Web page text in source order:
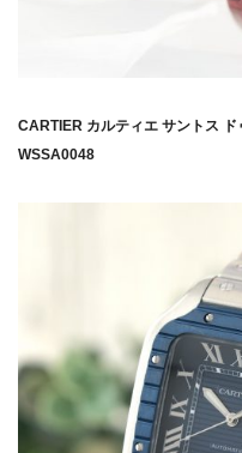
CARTIER カルティエ サントス
WSSA0048